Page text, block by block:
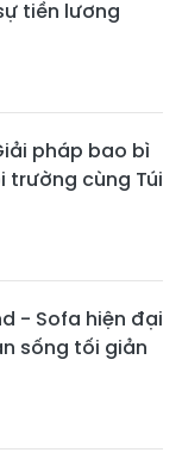
tiền lương
pháp bao bì
trường cùng Túi
- Sofa hiện đại
sống tối giản